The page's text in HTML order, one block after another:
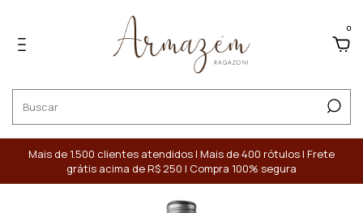
0
Mais de 1.500 clientes atendidos | Mais de 400 rótulos | Frete
grátis acima de R$ 250 | Compra 100% segura